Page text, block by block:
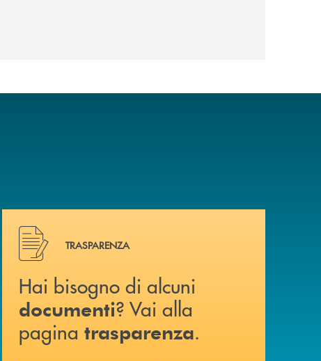
Hai bisogno di alcuni documenti ? Vai alla pagina
TRASPARENZA
Hai bisogno di alcuni
documenti? Vai alla
pagina trasparenza.